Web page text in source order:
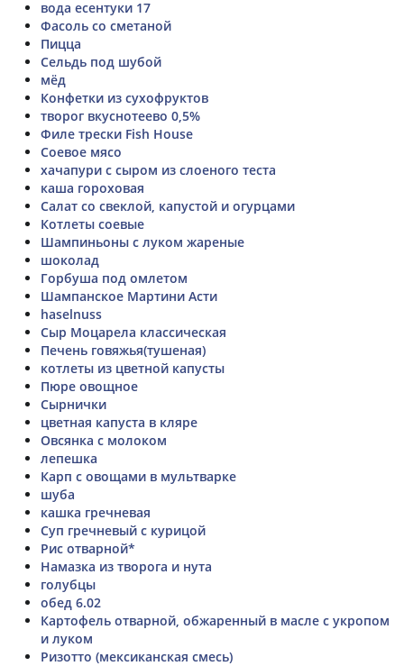
вода есентуки 17
Фасоль со сметаной
Пицца
Сельдь под шубой
мёд
Конфетки из сухофруктов
творог вкуснотеево 0,5%
Филе трески Fish House
Соевое мясо
хачапури с сыром из слоеного теста
каша гороховая
Салат со свеклой, капустой и огурцами
Котлеты соевые
Шампиньоны с луком жареные
шоколад
Горбуша под омлетом
Шампанское Мартини Асти
haselnuss
Сыр Моцарела классическая
Печень говяжья(тушеная)
котлеты из цветной капусты
Пюре овощное
Сырнички
цветная капуста в кляре
Овсянка с молоком
лепешка
Карп с овощами в мультварке
шуба
кашка гречневая
Суп гречневый с курицой
Рис отварной*
Намазка из творога и нута
голубцы
обед 6.02
Картофель отварной, обжаренный в масле с укропом
и луком
Ризотто (мексиканская смесь)